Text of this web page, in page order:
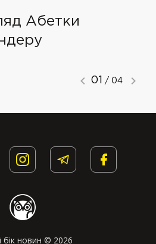
Абетки
01 / 04
новин © 2026